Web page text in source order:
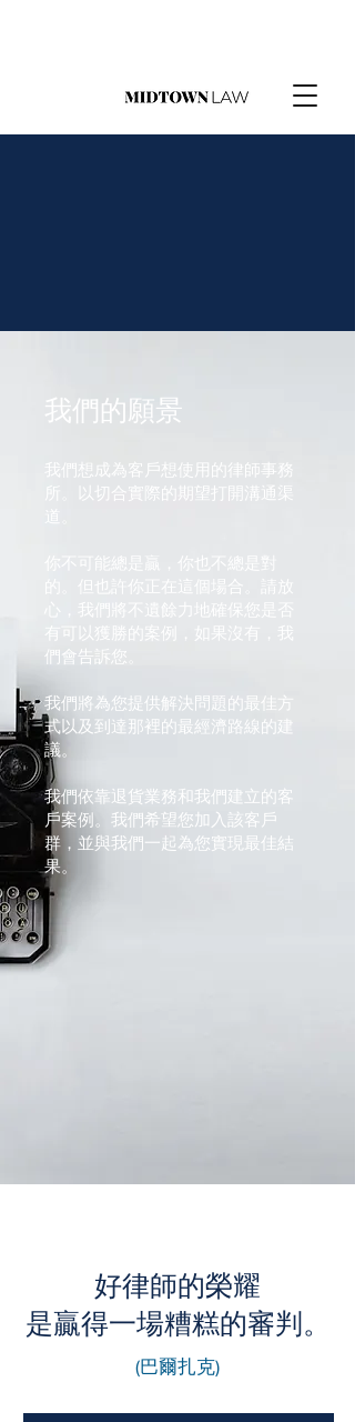
我們的願景
我們想成為客戶想使用的律師事務
所。以切合實際的期望打開溝通渠
道。
你不可能總是贏，你也不總是對
的。但也許你正在這個場合。請放
心，我們將不遺餘力地確保您是否
有可以獲勝的案例，如果沒有，我
們會告訴您。
我們將為您提供解決問題的最佳方
式以及到達那裡的最經濟路線的建
議。
我們依靠退貨業務和我們建立的客
戶案例。我們希望您加入該客戶
群，並與我們一起為您實現最佳結
果。
好律師的榮耀
是贏得一場糟糕的審判。
(巴爾扎克)